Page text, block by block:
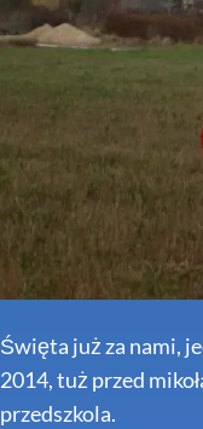
Święta już za nami,
2014, tuż przed
przedszkola.